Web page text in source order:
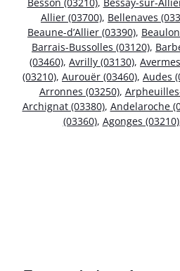
Besson (03210), Bessay-sur-
Allier (03700), Bellenaves
Beaune-d’Allier (03390),
Barrais-Bussolles (03120),
(03460), Avrilly (03130),
(03210), Aurouër (03460), Audes
Arronnes (03250),
Archignat (03380), Andelaroche
(03360), Agonges (03210)